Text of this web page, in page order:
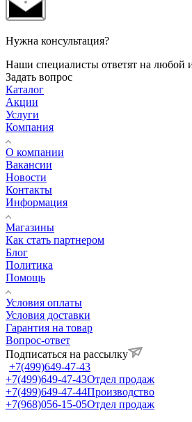
Нужна консультация?
Наши специалисты ответят на любой
Задать вопрос
Каталог
Акции
Услуги
Компания
О компании
Вакансии
Новости
Контакты
Информация
Магазины
Как стать партнером
Блог
Политика
Помощь
Условия оплаты
Условия доставки
Гарантия на товар
Вопрос-ответ
Подписаться на рассылку
+7(499)649-47-43
+7(499)649-47-43Отдел продаж
+7(499)649-47-44Производство
+7(968)056-15-05Отдел продаж